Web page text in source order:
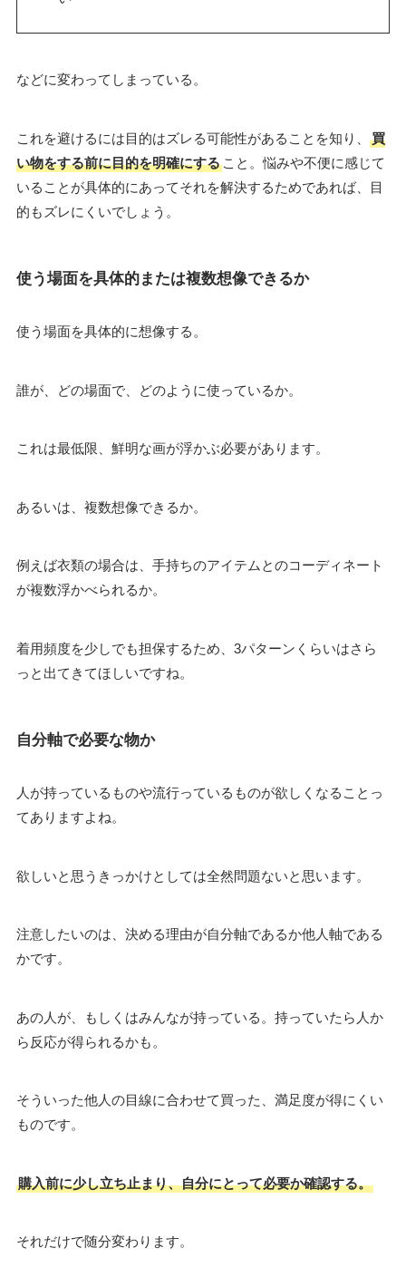
などに変わってしまっている。
これを避けるには目的はズレる可能性があることを知り、
買
い物をする前に目的を明確にすること。悩みや不便に感じて
いることが具体的にあってそれを解決するためであれば、目
的もズレにくいでしょう。
使う場面を具体的または複数想像できるか
使う場面を具体的に想像する。
誰が、どの場面で、どのように使っているか。
これは最低限、鮮明な画が浮かぶ必要があります。
あるいは、複数想像できるか。
例えば衣類の場合は、手持ちのアイテムとのコーディネート
が複数浮かべられるか。
着用頻度を少しでも担保するため、3パターンくらいはさら
っと出てきてほしいですね。
自分軸で必要な物か
人が持っているものや流行っているものが欲しくなることっ
てありますよね。
欲しいと思うきっかけとしては全然問題ないと思います。
注意したいのは、決める理由が自分軸であるか他人軸である
かです。
あの人が、もしくはみんなが持っている。持っていたら人か
ら反応が得られるかも。
そういった他人の目線に合わせて買った、満足度が得にくい
ものです。
購入前に少し立ち止まり、自分にとって必要か確認する。
それだけで随分変わります。